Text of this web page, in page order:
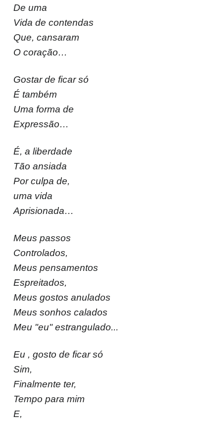
De uma
Vida de contendas
Que, cansaram
O coração…
Gostar de ficar só
É também
Uma forma de
Expressão…
É, a liberdade
Tão ansiada
Por culpa de,
uma vida
Aprisionada…
Meus passos
Controlados,
Meus pensamentos
Espreitados,
Meus gostos anulados
Meus sonhos calados
Meu "eu" estrangulado...
Eu , gosto de ficar só
Sim,
Finalmente ter,
Tempo para mim
E,